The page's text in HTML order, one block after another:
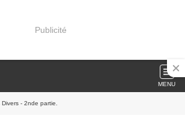
Publicité
MENU
- 2nde partie.